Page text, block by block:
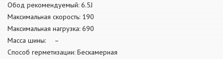
Обод рекомендуемый: 6.5J
Максимальная скорость: 190
Максимальная нагрузка: 690
Масса шины: –
Способ герметизации: Бескамерная